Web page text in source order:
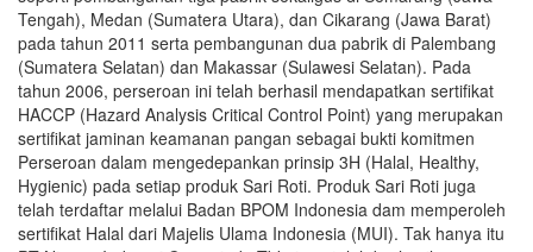
Tengah), Medan (Sumatera Utara), dan Cikarang (Jawa Barat)
pada tahun 2011 serta pembangunan dua pabrik di Palembang
(Sumatera Selatan) dan Makassar (Sulawesi Selatan). Pada
tahun 2006, perseroan ini telah berhasil mendapatkan sertifikat
HACCP (Hazard Analysis Critical Control Point) yang merupakan
sertifikat jaminan keamanan pangan sebagai bukti komitmen
Perseroan dalam mengedepankan prinsip 3H (Halal, Healthy,
Hygienic) pada setiap produk Sari Roti. Produk Sari Roti juga
telah terdaftar melalui Badan BPOM Indonesia dam memperoleh
sertifikat Halal dari Majelis Ulama Indonesia (MUI). Tak hanya itu